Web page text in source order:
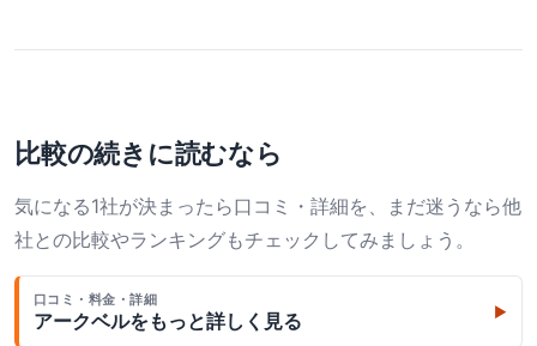
比較の続きに読むなら
気になる1社が決まったら口コミ・詳細を、まだ迷うなら他
社との比較やランキングもチェックしてみましょう。
口コミ・料金・詳細
アークベルをもっと詳しく見る ▶